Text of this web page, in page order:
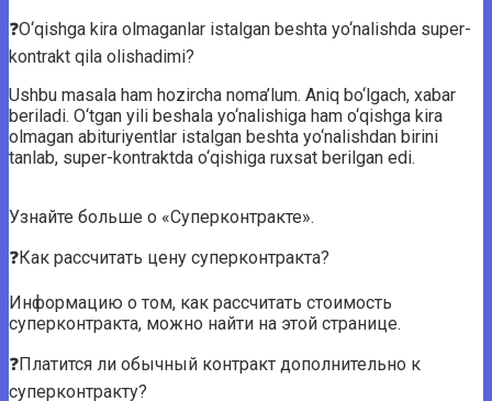
❓O‘qishga kira olmaganlar istalgan beshta yo‘nalishda super-
kontrakt qila olishadimi?
Ushbu masala ham hozircha noma’lum. Aniq bo‘lgach, xabar
beriladi. O‘tgan yili beshala yo‘nalishiga ham o‘qishga kira
olmagan abituriyentlar istalgan beshta yo‘nalishdan birini
tanlab, super-kontraktda o‘qishiga ruxsat berilgan edi.
Узнайте больше о «Суперконтракте».
❓Как рассчитать цену суперконтракта?
Информацию о том, как рассчитать стоимость
суперконтракта, можно найти на этой странице.
❓Платится ли обычный контракт дополнительно к
суперконтракту?